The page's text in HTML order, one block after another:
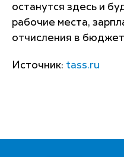
останутся здесь и
рабочие места,
отчисления в
Источник: tass.ru